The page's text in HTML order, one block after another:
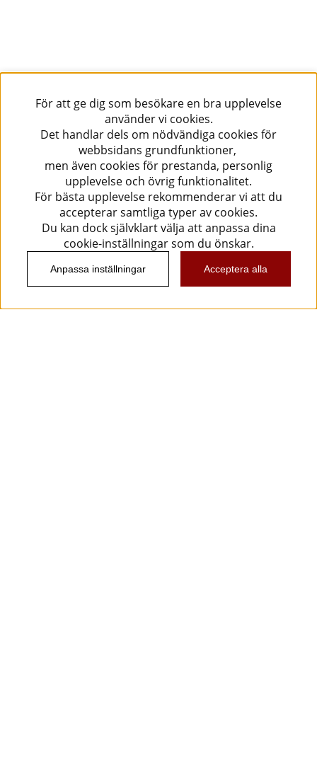
För att ge dig som besökare en bra upplevelse
använder vi cookies.
Det handlar dels om nödvändiga cookies för
webbsidans grundfunktioner,
men även cookies för prestanda, personlig
upplevelse och övrig funktionalitet.
För bästa upplevelse rekommenderar vi att du
accepterar samtliga typer av cookies.
Du kan dock självklart välja att anpassa dina
cookie-inställningar som du önskar.
Anpassa inställningar Acceptera alla